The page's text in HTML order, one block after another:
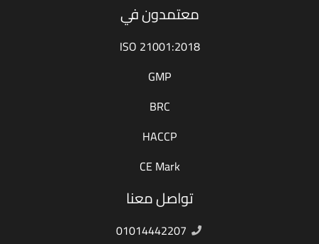
معتمدون في
ISO 21001:2018
GMP
BRC
HACCP
CE Mark
تواصل معنا
01014442207